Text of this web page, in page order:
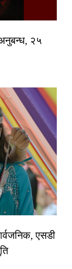
२५
एसडी